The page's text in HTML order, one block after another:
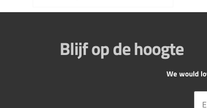
Blijf op de hoogte
We would